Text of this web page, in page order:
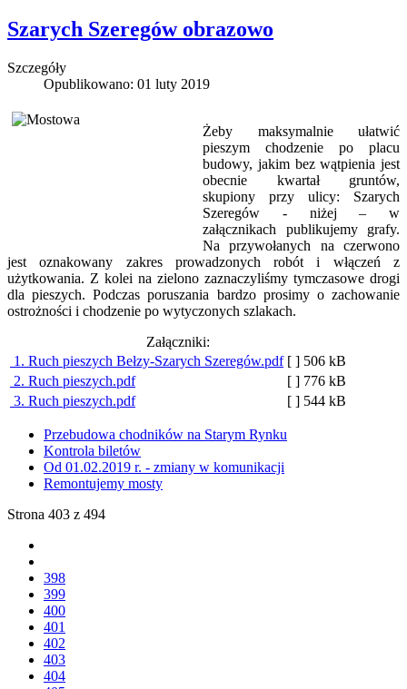
Szarych Szeregów obrazowo
Szczegóły
Opublikowano: 01 luty 2019
Żeby maksymalnie ułatwić
pieszym chodzenie po placu
budowy, jakim bez wątpienia jest
obecnie kwartał gruntów,
skupiony przy ulicy: Szarych
Szeregów - niżej – w
załącznikach publikujemy grafy.
Na przywołanych na czerwono
jest oznakowany zakres prowadzonych robót i włączeń z
użytkowania. Z kolei na zielono zaznaczyliśmy tymczasowe drogi
dla pieszych. Podczas poruszania bardzo prosimy o zachowanie
ostrożności i chodzenie po wytyczonych szlakach.
Załączniki:
1. Ruch pieszych Bełzy-Szarych Szeregów.pdf [ ] 506 kB
2. Ruch pieszych.pdf
[ ] 776 kB
3. Ruch pieszych.pdf
[ ] 544 kB
Przebudowa chodników na Starym Rynku
Kontrola biletów
Od 01.02.2019 r. - zmiany w komunikacji
Remontujemy mosty
Strona 403 z 494
398
399
400
401
402
403
404